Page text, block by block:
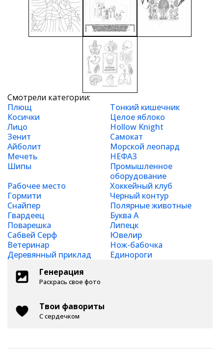
Смотрели категории:
Плющ
Тонкий кишечник
Косички
Целое яблоко
Лицо
Hollow Knight
Зенит
Самокат
Айболит
Морской леопард
Мечеть
НЕФАЗ
Шипы
Промышленное
оборудование
Рабочее место
Хоккейный клуб
Гормити
Черный контур
Снайпер
Полярные животные
Гвардеец
Буква А
Поварешка
Липецк
Сабвей Серф
Ювелир
Ветеринар
Нож-бабочка
Деревянный приклад
Единороги
Генерация
Раскрась свое фото
Твои фавориты
С сердечком